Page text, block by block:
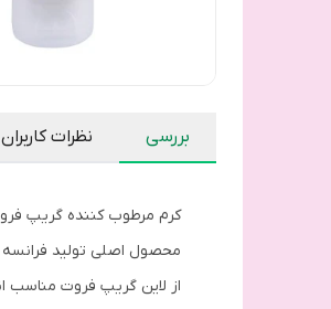
بررسی نظرات کاربران
کرم مرطوب کننده گریپ
محصول اصلی تولید فرانسه
از لاین گریپ فروت